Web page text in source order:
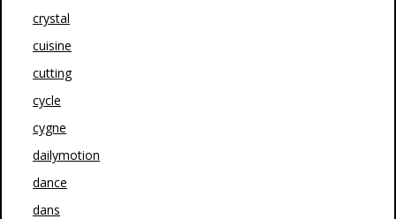
crystal
cuisine
cutting
cycle
cygne
dailymotion
dance
dans